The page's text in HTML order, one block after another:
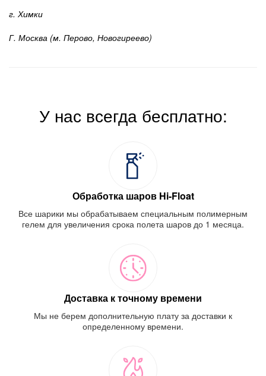
г. Химки
Г. Москва (м. Перово, Новогиреево)
У нас всегда бесплатно:
Обработка шаров Hi-Float
Все шарики мы обрабатываем специальным полимерным
гелем для увеличения срока полета шаров до 1 месяца.
Доставка к точному времени
Мы не берем дополнительную плату за доставки к
определенному времени.